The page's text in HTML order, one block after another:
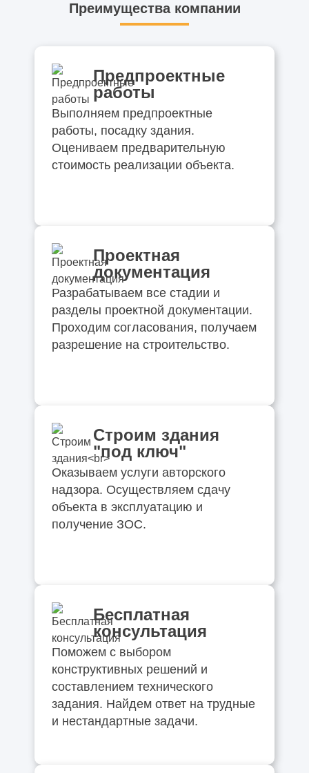
Преимущества компании
Предпроектные
работы
Выполняем предпроектные
работы, посадку здания.
Оцениваем предварительную
стоимость реализации объекта.
Проектная
документация
Разрабатываем все стадии и
разделы проектной документации.
Проходим согласования, получаем
разрешение на строительство.
Строим здания
"под ключ"
Оказываем услуги авторского
надзора. Осуществляем сдачу
объекта в эксплуатацию и
получение ЗОС.
Бесплатная
консультация
Поможем с выбором
конструктивных решений и
составлением технического
задания. Найдем ответ на трудные
и нестандартные задачи.